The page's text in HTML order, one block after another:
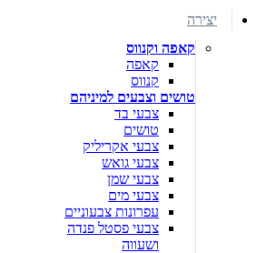
יצירה
קאפה וקנווס
קאפה
קנווס
טושים וצבעים למיניהם
צבעי בד
טושים
צבעי אקריליק
צבעי גואש
צבעי שמן
צבעי מים
עפרונות צבעוניים
צבעי פסטל פנדה
ושעווה